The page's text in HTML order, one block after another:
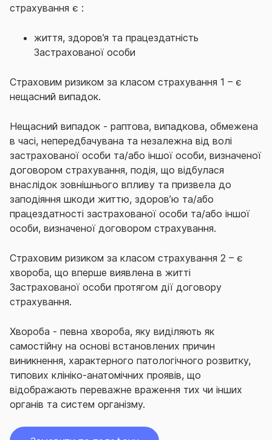
страхування є :
життя, здоров’я та працездатність
Застрахованої особи
Страховим ризиком за класом страхування 1 – є
нещасний випадок.
Нещасний випадок - раптова, випадкова, обмежена
в часі, непередбачувана та незалежна від волі
застрахованої особи та/або іншої особи, визначеної
договором страхування, подія, що відбулася
внаслідок зовнішнього впливу та призвела до
заподіяння шкоди життю, здоров’ю та/або
працездатності застрахованої особи та/або іншої
особи, визначеної договором страхування.
Страховим ризиком за класом страхування 2 – є
хвороба, що вперше виявлена в житті
Застрахованої особи протягом дії договору
страхування.
Хвороба - певна хвороба, яку виділяють як
самостійну на основі встановлених причин
виникнення, характерного патологічного розвитку,
типових клініко-анатомічних проявів, що
відображають переважне враження тих чи інших
органів та систем організму.